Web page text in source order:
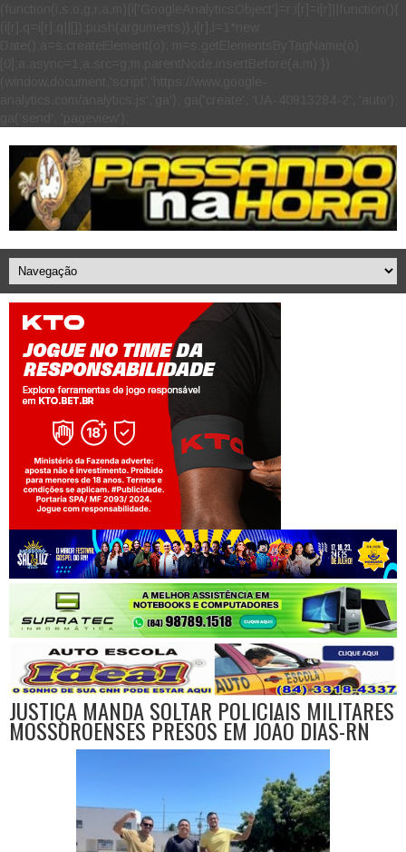
Jogue com responsabilidade. 18+
JUSTIÇA MANDA SOLTAR POLICIAIS MILITARES
MOSSOROENSES PRESOS EM JOÃO DIAS-RN